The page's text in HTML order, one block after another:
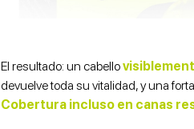
El resultado: un cabello
devuelve toda su vitalidad, y una
Cobertura incluso en canas